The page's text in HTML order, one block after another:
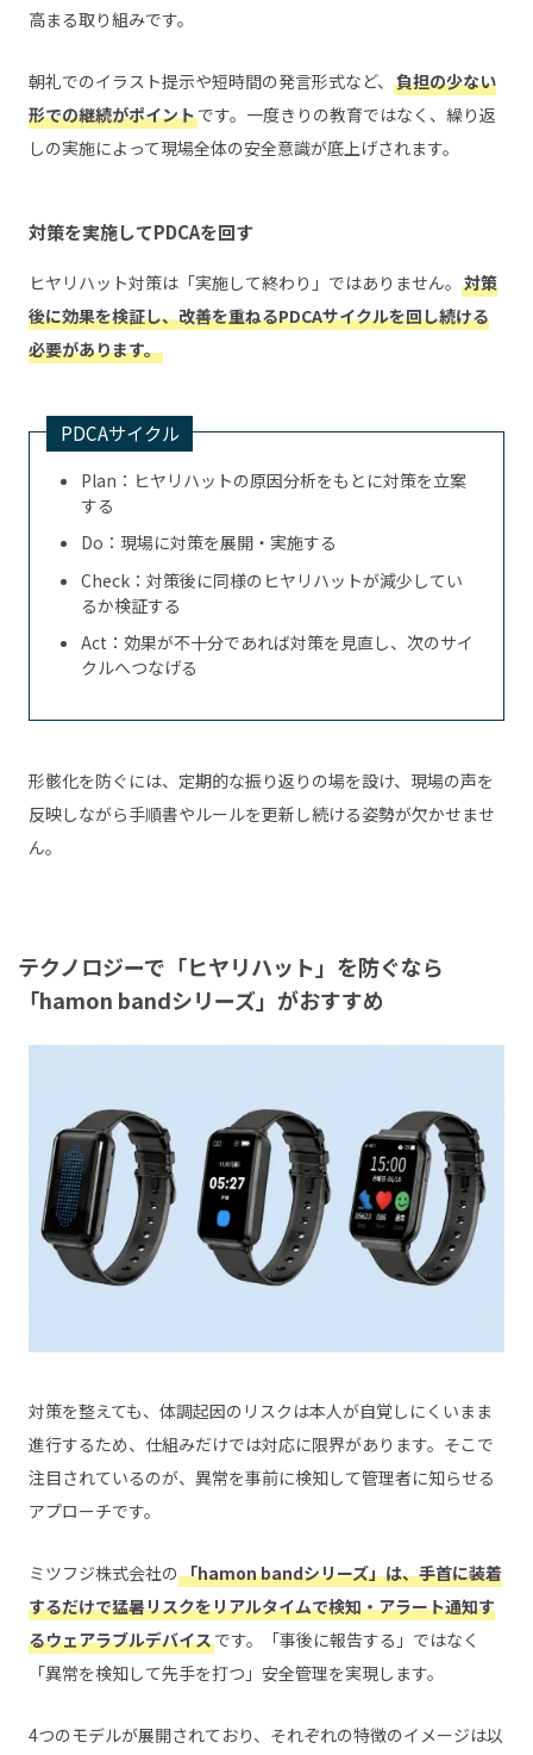
高まる取り組みです。
朝礼でのイラスト提示や短時間の発言形式など、 負担の少ない
形での継続がポイントです。一度きりの教育ではなく、繰り返
しの実施によって現場全体の安全意識が底上げされます。
対策を実施してPDCAを回す
ヒヤリハット対策は「実施して終わり」ではありません。 対策
後に効果を検証し、改善を重ねるPDCAサイクルを回し続ける
必要があります。
PDCAサイクル
Plan：ヒヤリハットの原因分析をもとに対策を立案
する
Do：現場に対策を展開・実施する
Check：対策後に同様のヒヤリハットが減少してい
るか検証する
Act：効果が不十分であれば対策を見直し、次のサイ
クルへつなげる
形骸化を防ぐには、定期的な振り返りの場を設け、現場の声を
反映しながら手順書やルールを更新し続ける姿勢が欠かせませ
ん。
テクノロジーで「ヒヤリハット」を防ぐなら
「hamon bandシリーズ」がおすすめ
対策を整えても、体調起因のリスクは本人が自覚しにくいまま
進行するため、仕組みだけでは対応に限界があります。そこで
注目されているのが、異常を事前に検知して管理者に知らせる
アプローチです。
ミツフジ株式会社の 「hamon bandシリーズ」は、手首に装着
するだけで猛暑リスクをリアルタイムで検知・アラート通知す
るウェアラブルデバイスです。「事後に報告する」ではなく
「異常を検知して先手を打つ」安全管理を実現します。
4つのモデルが展開されており、それぞれの特徴のイメージは以